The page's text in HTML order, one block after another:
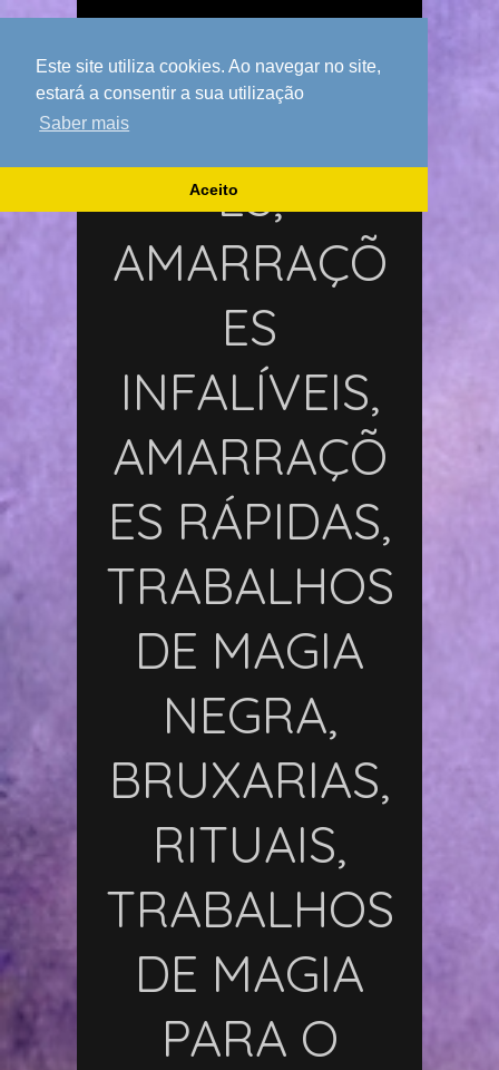
Este site utiliza cookies. Ao navegar no site,
estará a consentir a sua utilização
Saber mais
Aceito
Pesquisar
AMARRAÇÕ
ES,
AMARRAÇÕ
ES
INFALÍVEIS,
AMARRAÇÕ
ES RÁPIDAS,
TRABALHOS
DE MAGIA
NEGRA,
BRUXARIAS,
RITUAIS,
TRABALHOS
DE MAGIA
PARA O